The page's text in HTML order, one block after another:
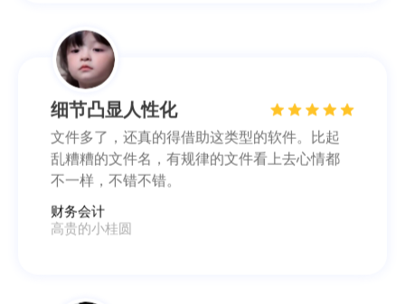
细节凸显人性化
文件多了，还真的得借助这类型的软件。比起
乱糟糟的文件名，有规律的文件看上去心情都
不一样，不错不错。
财务会计
高贵的小桂圆